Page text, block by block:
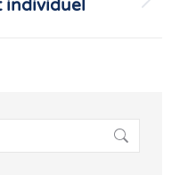
individuel